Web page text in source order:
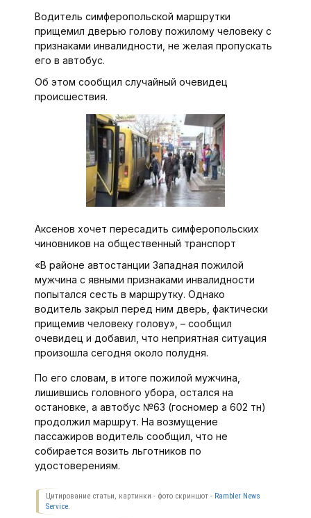
Водитель симферопольской маршрутки
прищемил дверью голову пожилому человеку с
признаками инвалидности, не желая пропускать
его в автобус.
Об этом сообщил случайный очевидец
происшествия.
Аксенов хочет пересадить симферопольских
чиновников на общественный транспорт
«В районе автостанции Западная пожилой
мужчина с явными признаками инвалидности
попытался сесть в маршрутку. Однако
водитель закрыл перед ним дверь, фактически
прищемив человеку голову», – сообщил
очевидец и добавил, что неприятная ситуация
произошла сегодня около полудня.
По его словам, в итоге пожилой мужчина,
лишившись головного убора, остался на
остановке, а автобус №63 (госномер а 602 тн)
продолжил маршрут. На возмущение
пассажиров водитель сообщил, что не
собирается возить льготников по
удостоверениям.
Цитирование статьи, картинки - фото скриншот - Rambler News
Service.